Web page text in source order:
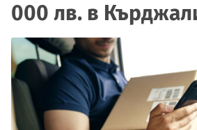
000 лв. в